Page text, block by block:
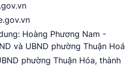
Hoàng Phương Nam -
và UBND phường Thuận Hoá
phường Thuận Hóa, thành